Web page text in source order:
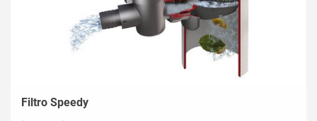
Filtro Speedy